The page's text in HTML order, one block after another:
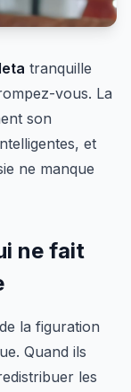
tranquille
vous. La
son
et
ne manque
ne fait
la figuration
Quand ils
les